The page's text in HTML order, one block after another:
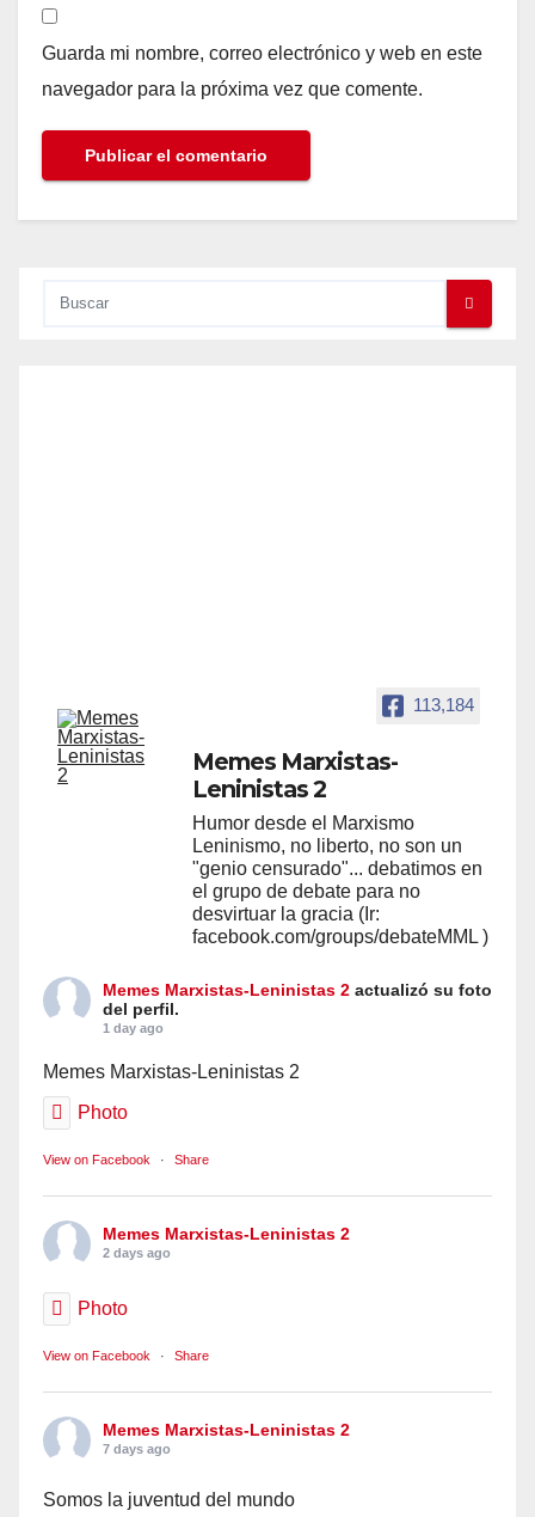
Guarda mi nombre, correo electrónico y web en este
navegador para la próxima vez que comente.
113,184
Memes Marxistas-
Leninistas 2
Humor desde el Marxismo
Leninismo, no liberto, no son un
"genio censurado"... debatimos en
el grupo de debate para no
desvirtuar la gracia (Ir:
facebook.com/groups/debateMML )
Memes Marxistas-Leninistas 2 actualizó su foto
del perfil.
1 day ago
Memes Marxistas-Leninistas 2
Photo
View on Facebook · Share
Memes Marxistas-Leninistas 2
2 days ago
Photo
View on Facebook · Share
Memes Marxistas-Leninistas 2
7 days ago
Somos la juventud del mundo